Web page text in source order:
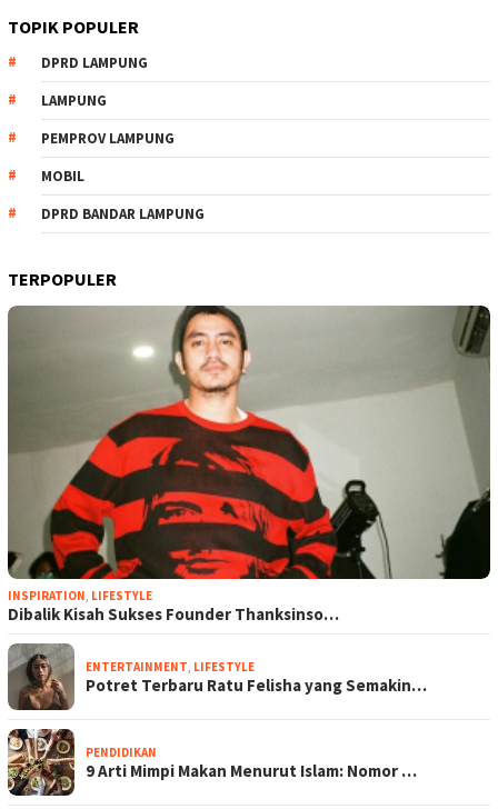
TOPIK POPULER
DPRD LAMPUNG
LAMPUNG
PEMPROV LAMPUNG
MOBIL
DPRD BANDAR LAMPUNG
TERPOPULER
INSPIRATION LIFESTYLE
Dibalik Kisah Sukses Founder Thanksinso…
ENTERTAINMENT LIFESTYLE
Potret Terbaru Ratu Felisha yang Semakin…
PENDIDIKAN
9 Arti Mimpi Makan Menurut Islam: Nomor …